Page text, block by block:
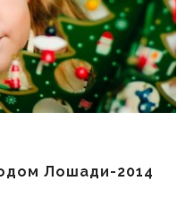
Лошади-2014